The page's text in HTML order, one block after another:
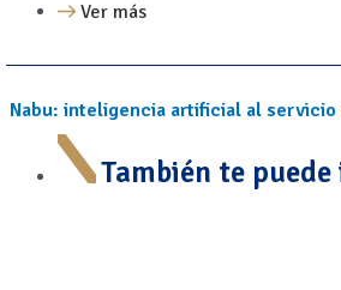
Ver más
Nabu: inteligencia artificial al
También te